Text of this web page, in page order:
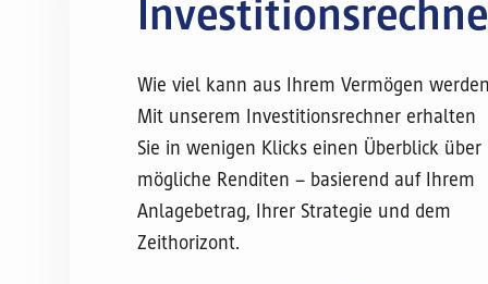
Wie viel kann aus Ihrem Vermögen
Mit unserem Investitionsrechner erhalten
Sie in wenigen Klicks einen Überblick über
mögliche Renditen – basierend auf Ihrem
Anlagebetrag, Ihrer Strategie und dem
Zeithorizont.